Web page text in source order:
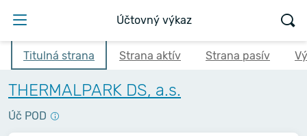
Účtovný výkaz
Titulná strana Strana aktív Strana pasív
THERMALPARK DS, a.s.
Úč POD